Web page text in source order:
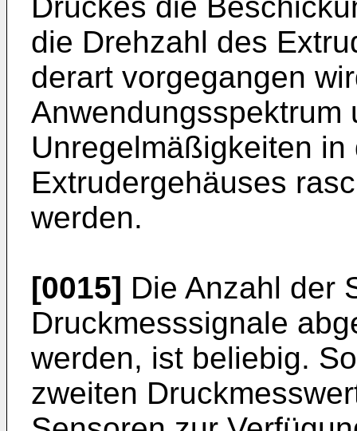
die Drehzahl des
derart vorgegangen
Anwendungsspektrum
Unregelmäßigkeiten
Extrudergehäuses
werden.
[0015] Die Anzahl der
Druckmesssignale
werden, ist beliebig.
zweiten